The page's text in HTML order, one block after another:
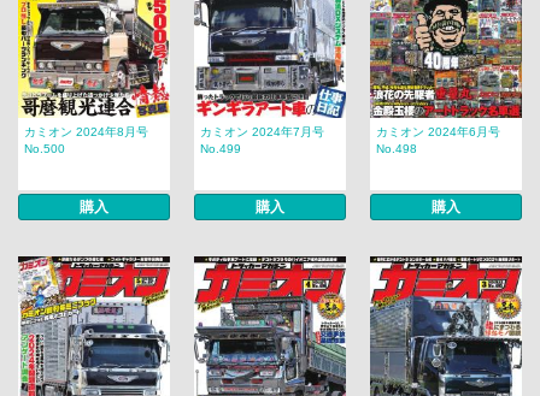
カミオン 2024年8月号
No.500
購入
カミオン 2024年7月号
No.499
購入
カミオン 2024年6月号
No.498
購入